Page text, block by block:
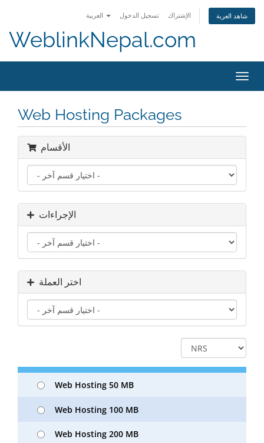
تسجيل الدخول الإشتراك شاهد العربة
WeblinkNepal.com
Web Hosting Packages
الأقسام
الإجراءات
اختر العملة
Web Hosting 50 MB
Web Hosting 100 MB
Web Hosting 200 MB